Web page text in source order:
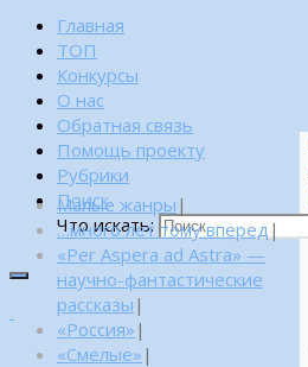
Главная
ТОП
Конкурсы
О нас
Обратная связь
Помощь проекту
Рубрики
Поиск
Что искать:
Малые жанры |
…много лет тому вперед |
«Per Aspera ad Astra» —
научно-фантастические
рассказы |
«Россия» |
«Смелые» |